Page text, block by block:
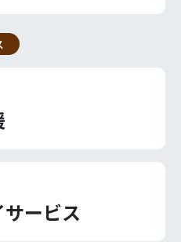
ービス